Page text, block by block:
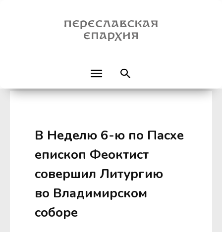
В Неделю 6-ю по Пасхе
епископ Феоктист
совершил Литургию
во Владимирском
соборе